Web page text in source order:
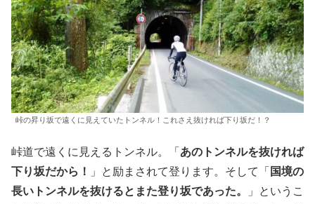
峠の昇り坂で遠くに見えていたトンネル！これさえ抜ければ下り坂だ！？
峠道で遠くに見えるトンネル。「 あのトンネルを抜ければ
下り坂だから！
」と励まされて登ります。そして「 国境の
長いトンネルを抜けるとまた登り坂であった。
」というこ